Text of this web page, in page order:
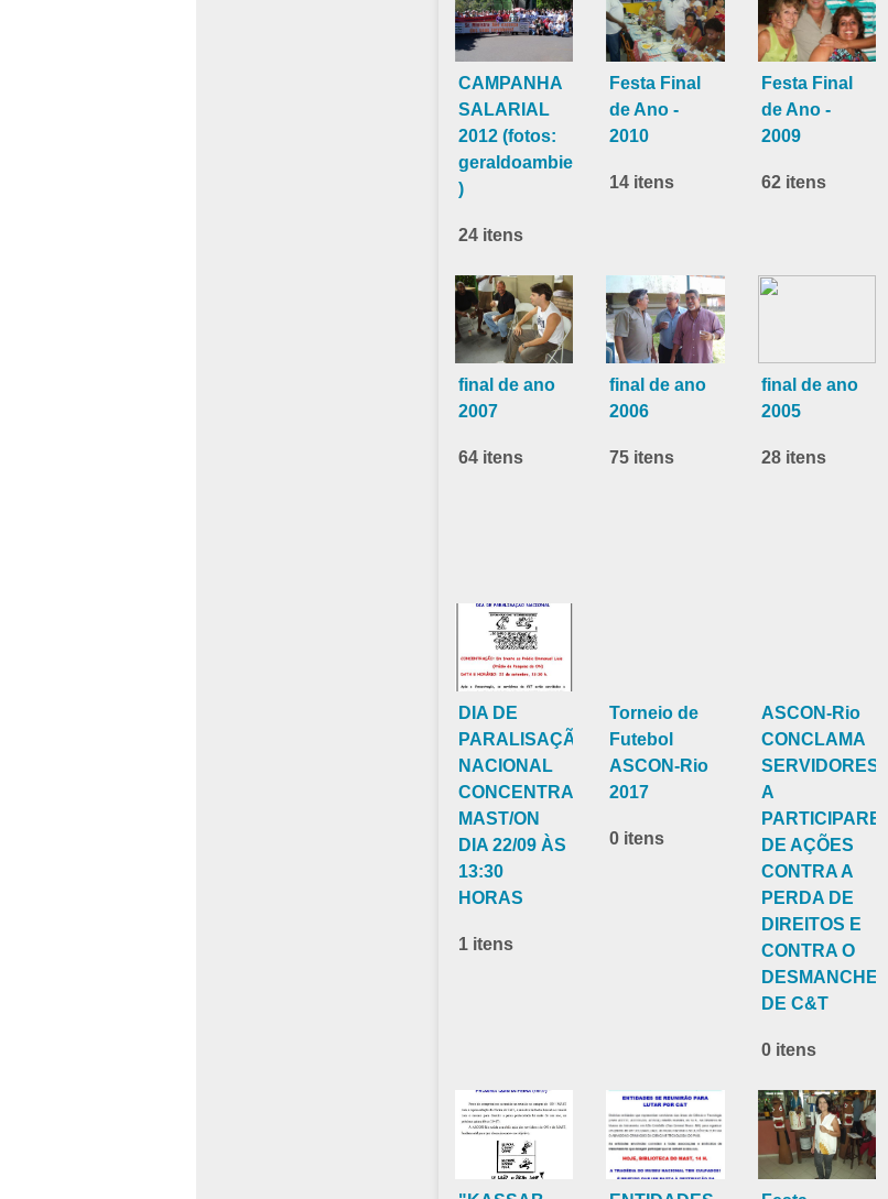
CAMPANHA
SALARIAL
2012 (fotos:
geraldoambiental@hotmail.com
)
24 itens
Festa Final
de Ano -
2010
14 itens
Festa Final
de Ano -
2009
62 itens
final de ano
2007
64 itens
final de ano
2006
75 itens
final de ano
2005
28 itens
DIA DE
PARALISAÇÃO
NACIONAL
CONCENTRAÇÃO
MAST/ON
DIA 22/09 ÀS
13:30
HORAS
1 itens
Torneio de
Futebol
ASCON-Rio
2017
0 itens
ASCON-Rio
CONCLAMA
SERVIDORES
A
PARTICIPAREM
DE AÇÕES
CONTRA A
PERDA DE
DIREITOS E
CONTRA O
DESMANCHE
DE C&T
0 itens